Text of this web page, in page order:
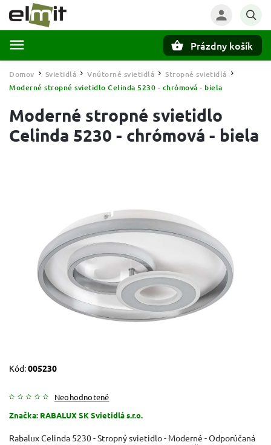
Prázdny košík
Domov / Svietidlá / Vnútorné svietidlá / Stropné svietidlá /
Moderné stropné svietidlo Celinda 5230 - chrómová - biela
Moderné stropné svietidlo
Celinda 5230 - chrómová - biela
Kód:005230
Neohodnotené
Značka: RABALUX SK Svietidlá s.r.o.
Rabalux Celinda 5230 - Stropný svietidlo - Moderné - Odporúčaná